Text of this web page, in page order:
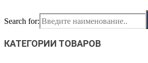
Search for:
КАТЕГОРИИ ТОВАРОВ